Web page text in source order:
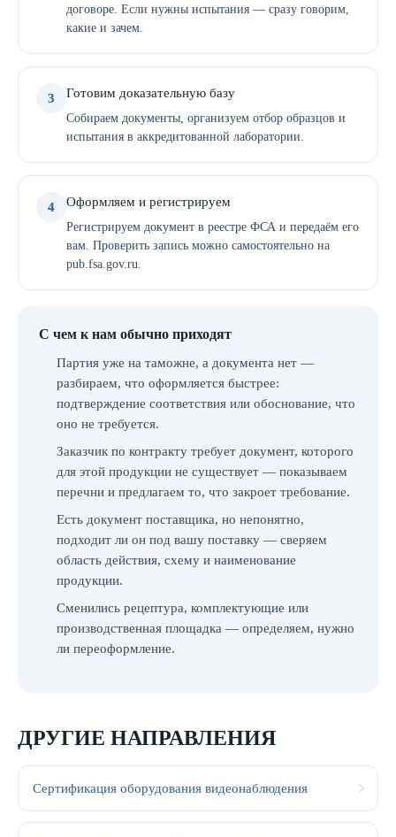
договоре. Если нужны испытания — сразу говорим,
какие и зачем.
3 Готовим доказательную базу
Собираем документы, организуем отбор образцов и
испытания в аккредитованной лаборатории.
4 Оформляем и регистрируем
Регистрируем документ в реестре ФСА и передаём его
вам. Проверить запись можно самостоятельно на
pub.fsa.gov.ru.
С чем к нам обычно приходят
Партия уже на таможне, а документа нет —
разбираем, что оформляется быстрее:
подтверждение соответствия или обоснование, что
оно не требуется.
Заказчик по контракту требует документ, которого
для этой продукции не существует — показываем
перечни и предлагаем то, что закроет требование.
Есть документ поставщика, но непонятно,
подходит ли он под вашу поставку — сверяем
область действия, схему и наименование
продукции.
Сменились рецептура, комплектующие или
производственная площадка — определяем, нужно
ли переоформление.
ДРУГИЕ НАПРАВЛЕНИЯ
Сертификация оборудования видеонаблюдения